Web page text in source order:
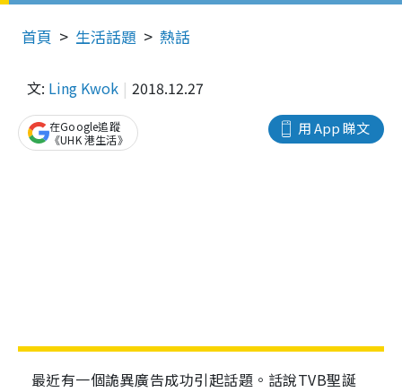
首頁 生活話題 熱話
文: Ling Kwok 2018.12.27
用 App 睇文
在Google追蹤
《UHK 港生活》
最近有一個詭異廣告成功引起話題。話說TVB聖誕